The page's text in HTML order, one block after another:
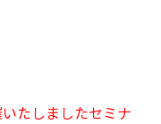
たしましたセミナ